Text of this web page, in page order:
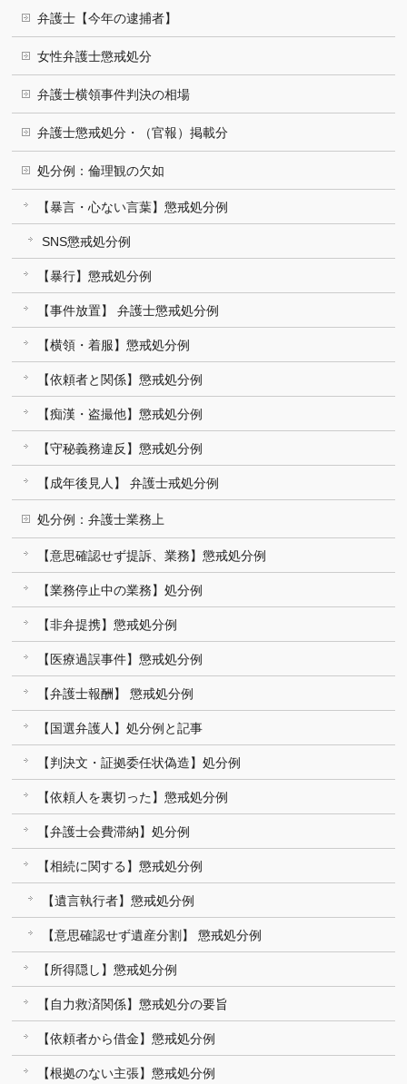
弁護士【今年の逮捕者】
女性弁護士懲戒処分
弁護士横領事件判決の相場
弁護士懲戒処分・（官報）掲載分
処分例：倫理観の欠如
【暴言・心ない言葉】懲戒処分例
SNS懲戒処分例
【暴行】懲戒処分例
【事件放置】 弁護士懲戒処分例
【横領・着服】懲戒処分例
【依頼者と関係】懲戒処分例
【痴漢・盗撮他】懲戒処分例
【守秘義務違反】懲戒処分例
【成年後見人】 弁護士戒処分例
処分例：弁護士業務上
【意思確認せず提訴、業務】懲戒処分例
【業務停止中の業務】処分例
【非弁提携】懲戒処分例
【医療過誤事件】懲戒処分例
【弁護士報酬】 懲戒処分例
【国選弁護人】処分例と記事
【判決文・証拠委任状偽造】処分例
【依頼人を裏切った】懲戒処分例
【弁護士会費滞納】処分例
【相続に関する】懲戒処分例
【遺言執行者】懲戒処分例
【意思確認せず遺産分割】 懲戒処分例
【所得隠し】懲戒処分例
【自力救済関係】懲戒処分の要旨
【依頼者から借金】懲戒処分例
【根拠のない主張】懲戒処分例